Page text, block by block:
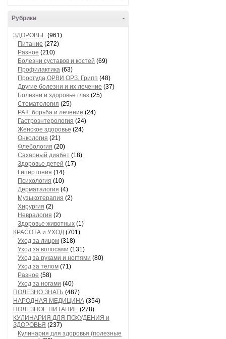
-
Рубрики
ЗДОРОВЬЕ (961)
Питание (272)
Разное (210)
Болезни суставов и костей (69)
Профилактика (63)
Простуда,ОРВИ,ОРЗ, Грипп (48)
Другие болезни и их лечение (37)
Болезни и здоровье глаз (25)
Стоматология (25)
РАК: борьба и лечение (24)
Гастроэнтерология (24)
Женское здоровье (24)
Онкология (21)
Флебология (20)
Сахарный диабет (18)
Здоровье детей (17)
Гипертония (14)
Психология (10)
Дерматалогия (4)
Музыкотерапия (2)
Хирургия (2)
Невралогия (2)
Здоровье животных (1)
КРАСОТА и УХОД (701)
Уход за лицом (318)
Уход за волосами (131)
Уход за руками и ногтями (80)
Уход за телом (71)
Разное (58)
Уход за ногами (40)
ПОЛЕЗНО ЗНАТЬ (487)
НАРОДНАЯ МЕДИЦИНА (354)
ПОЛЕЗНОЕ ПИТАНИЕ (278)
КУЛИНАРИЯ ДЛЯ ПОХУДЕНИЯ и
ЗДОРОВЬЯ (237)
Кулинария для здоровья (полезные